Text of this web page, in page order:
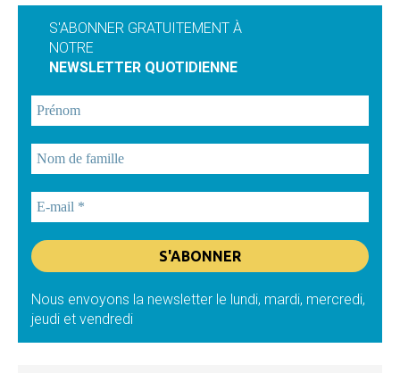
S'ABONNER GRATUITEMENT À
NOTRE
NEWSLETTER QUOTIDIENNE
Nous envoyons la newsletter le lundi, mardi, mercredi,
jeudi et vendredi